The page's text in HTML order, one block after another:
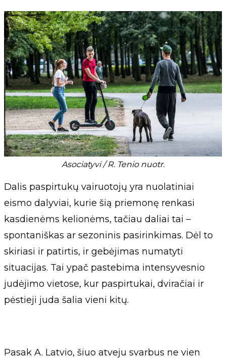
Asociatyvi / R. Tenio nuotr.
Dalis paspirtukų vairuotojų yra nuolatiniai
eismo dalyviai, kurie šią priemonę renkasi
kasdienėms kelionėms, tačiau daliai tai –
spontaniškas ar sezoninis pasirinkimas. Dėl to
skiriasi ir patirtis, ir gebėjimas numatyti
situacijas. Tai ypač pastebima intensyvesnio
judėjimo vietose, kur paspirtukai, dviračiai ir
pėstieji juda šalia vieni kitų.
Pasak A. Latvio, šiuo atveju svarbus ne vien